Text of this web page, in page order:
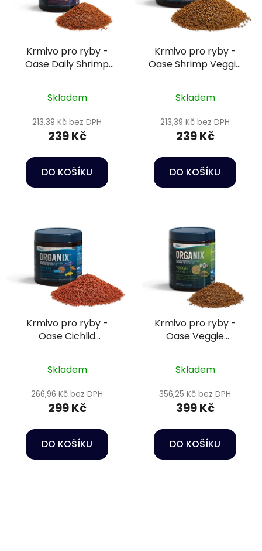
Krmivo pro ryby -
Oase Daily Shrimp
Skladem
213,39 Kč bez DPH
239 Kč
DO KOŠÍKU
Krmivo pro ryby -
Oase Shrimp Veggie
Skladem
213,39 Kč bez DPH
239 Kč
DO KOŠÍKU
Krmivo pro ryby -
Oase Cichlid
Skladem
266,96 Kč bez DPH
299 Kč
DO KOŠÍKU
Krmivo pro ryby -
Oase Veggie
Skladem
356,25 Kč bez DPH
399 Kč
DO KOŠÍKU